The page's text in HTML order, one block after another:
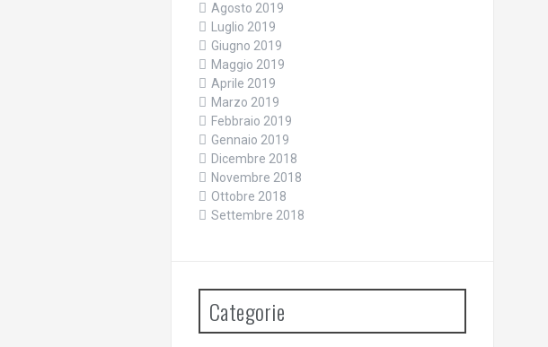
Agosto 2019
Luglio 2019
Giugno 2019
Maggio 2019
Aprile 2019
Marzo 2019
Febbraio 2019
Gennaio 2019
Dicembre 2018
Novembre 2018
Ottobre 2018
Settembre 2018
Categorie